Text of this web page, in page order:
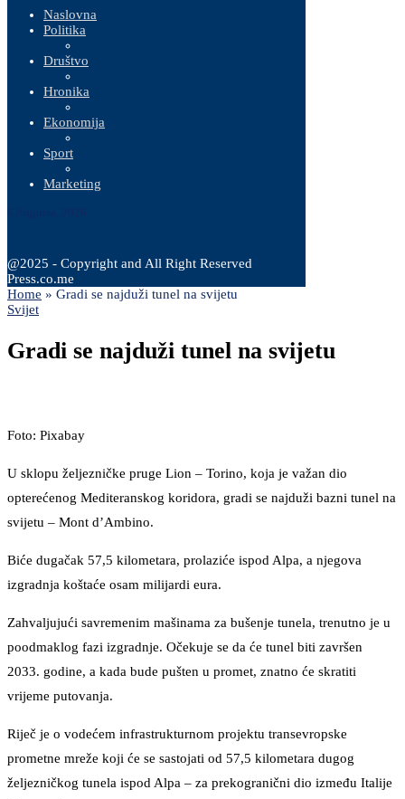
Naslovna
Politika
Društvo
Hronika
Ekonomija
Sport
Marketing
@2025 - Copyright and All Right Reserved
Press.co.me
Home » Gradi se najduži tunel na svijetu
Svijet
Gradi se najduži tunel na svijetu
Foto: Pixabay
U sklopu željezničke pruge Lion – Torino, koja je važan dio
opterećenog Mediteranskog koridora, gradi se najduži bazni tunel na
svijetu – Mont d’Ambino.
Biće dugačak 57,5 kilometara, prolaziće ispod Alpa, a njegova
izgradnja koštaće osam milijardi eura.
Zahvaljujući savremenim mašinama za bušenje tunela, trenutno je u
poodmaklog fazi izgradnje. Očekuje se da će tunel biti završen
2033. godine, a kada bude pušten u promet, znatno će skratiti
vrijeme putovanja.
Riječ je o vodećem infrastrukturnom projektu transevropske
prometne mreže koji će se sastojati od 57,5 kilometara dugog
željezničkog tunela ispod Alpa – za prekogranični dio između Italije